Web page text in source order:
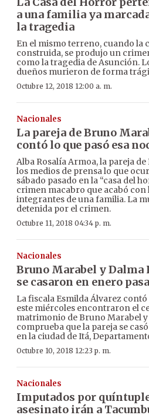
a una familia ya
la tragedia
En el mismo terreno, cuando la
construida, se produjo un
como la tragedia de Asunción.
dueños murieron de forma
Octubre 12, 2018 12:00 a. m.
Nacionales
La pareja de Bruno
contó lo que pasó esa
Alba Rosalía Armoa, la pareja
los medios de prensa lo que
sábado pasado en la “casa del
crimen macabro que acabó con
integrantes de una familia. La
detenida por el crimen.
Octubre 11, 2018 04:34 p. m.
Nacionales
Bruno Marabel y Dalma
se casaron en enero
La fiscala Esmilda Álvarez
este miércoles encontraron el
matrimonio de Bruno Marabel y
comprueba que la pareja se
en la ciudad de Itá,
Octubre 10, 2018 12:23 p. m.
Nacionales
Imputados por
asesinato irán a